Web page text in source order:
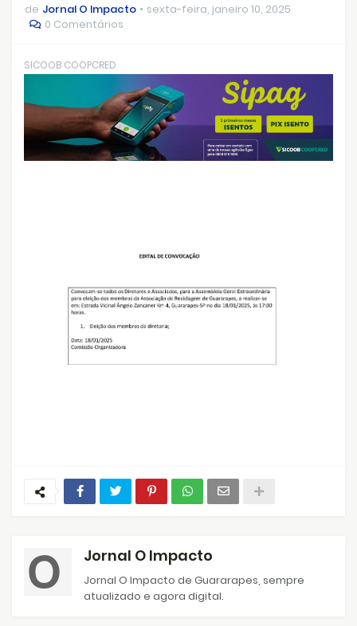
de Jornal O Impacto
sexta-feira, janeiro 10, 2025
0 Comentários
SICOOB COOPCRED
Jornal O Impacto
Jornal O Impacto de Guararapes, sempre
atualizado e agora digital.